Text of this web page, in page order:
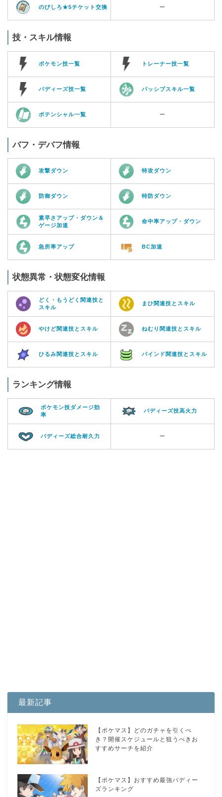
のびしろ★5チケット交換 ー
技・スキル情報
ポケモン技一覧 トレーナー技一覧
バディーズ技一覧 パッシブスキル一覧
ポテンシャル一覧 ー
バフ・デバフ情報
攻撃ダウン 特攻ダウン
防御ダウン 特防ダウン
素早さアップ・ダウン＆
ゲージ加速
命中率アップ・ダウン
急所率アップ BC加速
状態異常・状態変化情報
どく・もうどく関連技と
スキル
まひ関連技とスキル
やけど関連技とスキル ねむり関連技とスキル
ひるみ関連技とスキル バインド関連技とスキル
ランキング情報
ポケモン技ダメージ効
率
バディーズ技高火力
バディーズ総合耐久力 ー
最新記事
【ポケマス】どのガチャを引くべ
き？開催スケジュールと狙うべきお
すすめサーチを紹介
【ポケマス】おすすめ最強バディー
ズランキング